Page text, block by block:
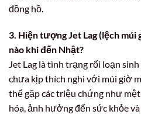
đồng hồ.
3. Hiện tượng Jet Lag (lệch múi
nào khi đến Nhật?
Jet Lag là tình trạng rối loạn
chưa kịp thích nghi với múi giờ
thể gặp các triệu chứng như
hóa, ảnh hưởng đến sức khỏe